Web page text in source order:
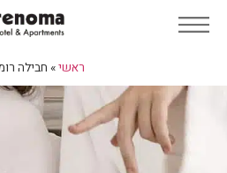
ראשי» חבילה